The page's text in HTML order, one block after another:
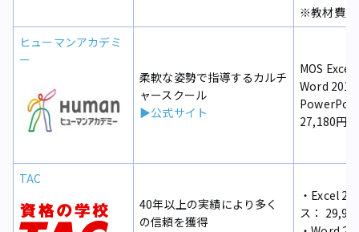
※教材費別
ヒューマンアカデミ
ー
柔軟な姿勢で指導するカルチ
ャースクール
▶公式サイト
MOS
Word
27,180円
TAC
40年以上の実績により多く
の信頼を獲得
・Excel
ス：